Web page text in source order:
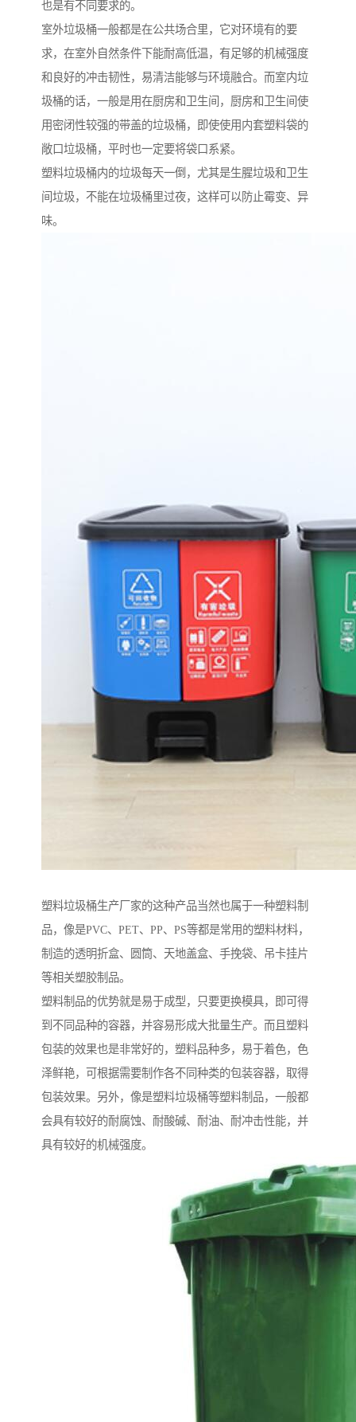
也是有不同要求的。
室外垃圾桶一般都是在公共场合里，它对环境有的要
求，在室外自然条件下能耐高低温，有足够的机械强度
和良好的冲击韧性，易清洁能够与环境融合。而室内垃
圾桶的话，一般是用在厨房和卫生间，厨房和卫生间使
用密闭性较强的带盖的垃圾桶，即使使用内套塑料袋的
敞口垃圾桶，平时也一定要将袋口系紧。
塑料垃圾桶内的垃圾每天一倒，尤其是生腥垃圾和卫生
间垃圾，不能在垃圾桶里过夜，这样可以防止霉变、异
味。
塑料垃圾桶生产厂家的这种产品当然也属于一种塑料制
品，像是PVC、PET、PP、PS等都是常用的塑料材料，
制造的透明折盒、圆筒、天地盖盒、手挽袋、吊卡挂片
等相关塑胶制品。
塑料制品的优势就是易于成型，只要更换模具，即可得
到不同品种的容器，并容易形成大批量生产。而且塑料
包装的效果也是非常好的，塑料品种多，易于着色，色
泽鲜艳，可根据需要制作各不同种类的包装容器，取得
包装效果。另外，像是塑料垃圾桶等塑料制品，一般都
会具有较好的耐腐蚀、耐酸碱、耐油、耐冲击性能，并
具有较好的机械强度。